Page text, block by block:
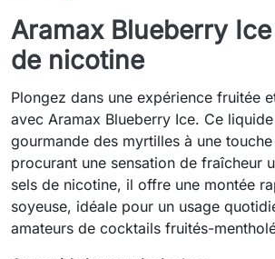
Aramax Blueberry
de nicotine
Plongez dans une expérience fruitée
avec Aramax Blueberry Ice. Ce
gourmande des myrtilles à une
procurant une sensation de fraîcheur
sels de nicotine, il offre une montée
soyeuse, idéale pour un usage
amateurs de cocktails fruités-